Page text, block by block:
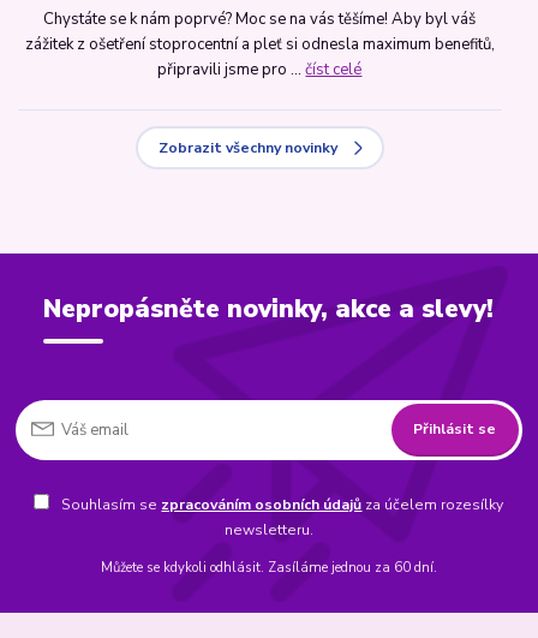
Chystáte se k nám poprvé? Moc se na vás těšíme! Aby byl váš
zážitek z ošetření stoprocentní a pleť si odnesla maximum benefitů,
připravili jsme pro ...číst celé
Zobrazit všechny novinky
Nepropásněte novinky, akce a slevy!
Přihlásit se
Souhlasím se zpracováním osobních údajů za účelem rozesílky
newsletteru.
Můžete se kdykoli odhlásit. Zasíláme jednou za 60 dní.